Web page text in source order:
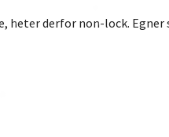
heter derfor non-lock.